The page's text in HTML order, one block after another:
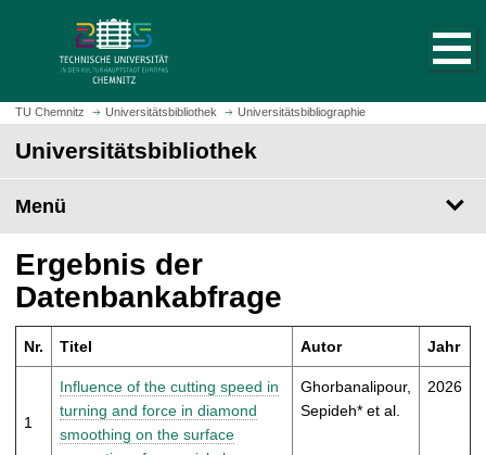
z
m
t
e
i
t
u
f
u
f
TU Chemnitz Universitätsbibliothek Universitätsbibliographie
Universitätsbibliothek
Menü
Ergebnis der
Datenbankabfrage
Nr. Titel Autor Jahr
1
Influence of the cutting speed in
turning and force in diamond
smoothing on the surface
Ghorbanalipour,
Sepideh* et al.
2026